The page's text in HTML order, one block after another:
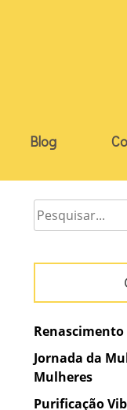
Blog
Jornada da
Mulheres
Purificação